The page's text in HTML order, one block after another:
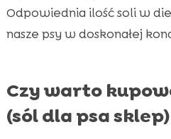
Odpowiednia ilość soli w
nasze psy w doskonałej
Czy warto
(sól dla psa sklep)